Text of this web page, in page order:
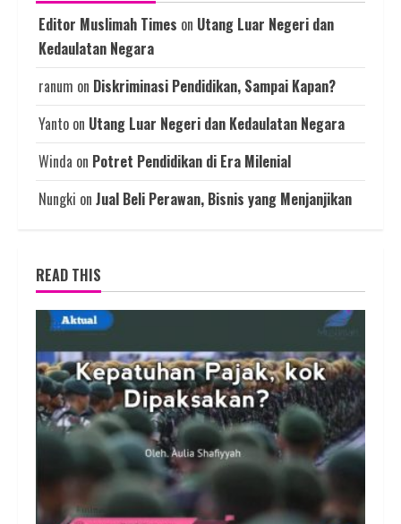
Editor Muslimah Times on Utang Luar Negeri dan
Kedaulatan Negara
ranum on Diskriminasi Pendidikan, Sampai Kapan?
Yanto on Utang Luar Negeri dan Kedaulatan Negara
Winda on Potret Pendidikan di Era Milenial
Nungki on Jual Beli Perawan, Bisnis yang Menjanjikan
READ THIS